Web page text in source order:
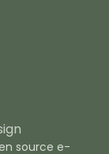
source e-